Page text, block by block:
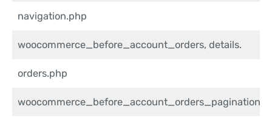
navigation.php
woocommerce_before_account_orders, details.
orders.php
woocommerce_before_account_orders_pagination,